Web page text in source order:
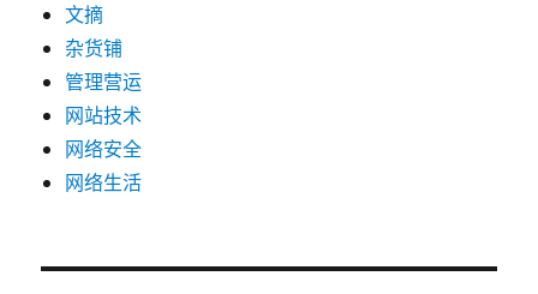
文摘
杂货铺
管理营运
网站技术
网络安全
网络生活